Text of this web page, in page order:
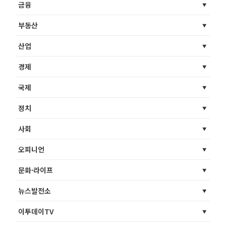
금융
부동산
산업
경제
국제
정치
사회
오피니언
문화·라이프
뉴스발전소
이투데이TV